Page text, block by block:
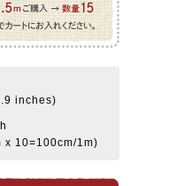
inches)
10=100cm/1m)